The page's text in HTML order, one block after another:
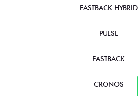
FASTBACK HYBRID
PULSE
FASTBACK
CRONOS